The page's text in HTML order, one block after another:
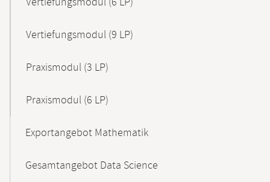
Vertiefungsmodul (9 LP)
Praxismodul (3 LP)
Praxismodul (6 LP)
Exportangebot Mathematik
Gesamtangebot Data Science